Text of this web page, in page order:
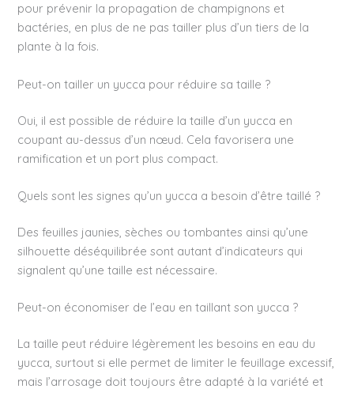
pour prévenir la propagation de champignons et
bactéries, en plus de ne pas tailler plus d’un tiers de la
plante à la fois.
Peut-on tailler un yucca pour réduire sa taille ?
Oui, il est possible de réduire la taille d’un yucca en
coupant au-dessus d’un nœud. Cela favorisera une
ramification et un port plus compact.
Quels sont les signes qu’un yucca a besoin d’être taillé ?
Des feuilles jaunies, sèches ou tombantes ainsi qu’une
silhouette déséquilibrée sont autant d’indicateurs qui
signalent qu’une taille est nécessaire.
Peut-on économiser de l’eau en taillant son yucca ?
La taille peut réduire légèrement les besoins en eau du
yucca, surtout si elle permet de limiter le feuillage excessif,
mais l’arrosage doit toujours être adapté à la variété et